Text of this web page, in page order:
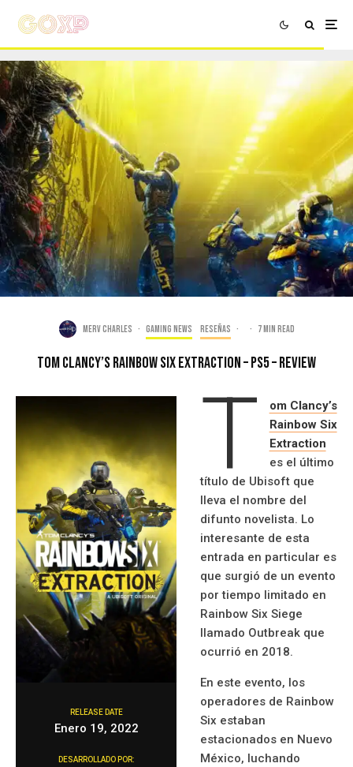
Merv Charles · Gaming news Reseñas · · 7 min read
Tom Clancy’s Rainbow Six Extraction – PS5 – Review
RELEASE DATE
Enero 19, 2022
DESARROLLADO POR:
T
om Clancy’s
Rainbow Six
Extraction
es el último
título de Ubisoft que
lleva el nombre del
difunto novelista. Lo
interesante de esta
entrada en particular es
que surgió de un evento
por tiempo limitado en
Rainbow Six Siege
llamado Outbreak que
ocurrió en 2018.
En este evento, los
operadores de Rainbow
Six estaban
estacionados en Nuevo
México, luchando